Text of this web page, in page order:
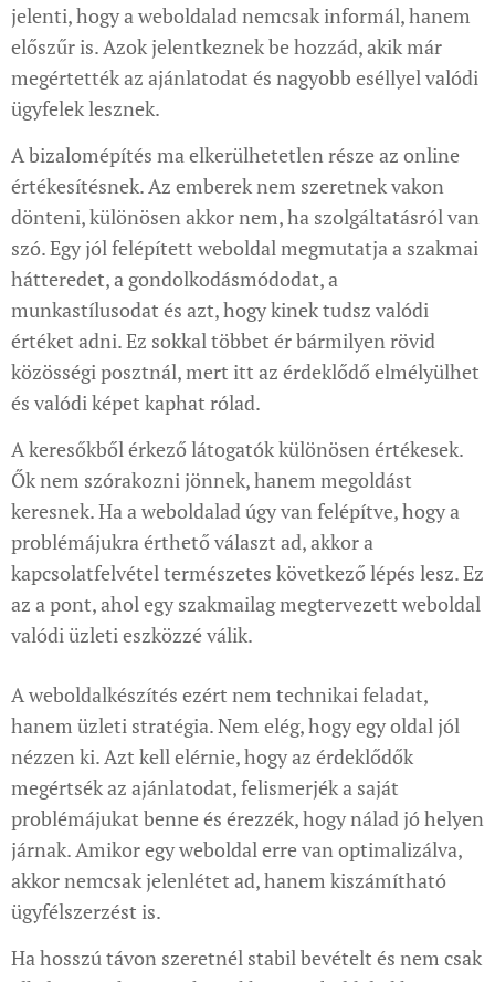
jelenti, hogy a weboldalad nemcsak informál, hanem
előszűr is. Azok jelentkeznek be hozzád, akik már
megértették az ajánlatodat és nagyobb eséllyel valódi
ügyfelek lesznek.
A bizalomépítés ma elkerülhetetlen része az online
értékesítésnek. Az emberek nem szeretnek vakon
dönteni, különösen akkor nem, ha szolgáltatásról van
szó. Egy jól felépített weboldal megmutatja a szakmai
hátteredet, a gondolkodásmódodat, a
munkastílusodat és azt, hogy kinek tudsz valódi
értéket adni. Ez sokkal többet ér bármilyen rövid
közösségi posztnál, mert itt az érdeklődő elmélyülhet
és valódi képet kaphat rólad.
A keresőkből érkező látogatók különösen értékesek.
Ők nem szórakozni jönnek, hanem megoldást
keresnek. Ha a weboldalad úgy van felépítve, hogy a
problémájukra érthető választ ad, akkor a
kapcsolatfelvétel természetes következő lépés lesz. Ez
az a pont, ahol egy szakmailag megtervezett weboldal
valódi üzleti eszközzé válik.
A weboldalkészítés ezért nem technikai feladat,
hanem üzleti stratégia. Nem elég, hogy egy oldal jól
nézzen ki. Azt kell elérnie, hogy az érdeklődők
megértsék az ajánlatodat, felismerjék a saját
problémájukat benne és érezzék, hogy nálad jó helyen
járnak. Amikor egy weboldal erre van optimalizálva,
akkor nemcsak jelenlétet ad, hanem kiszámítható
ügyfélszerzést is.
Ha hosszú távon szeretnél stabil bevételt és nem csak